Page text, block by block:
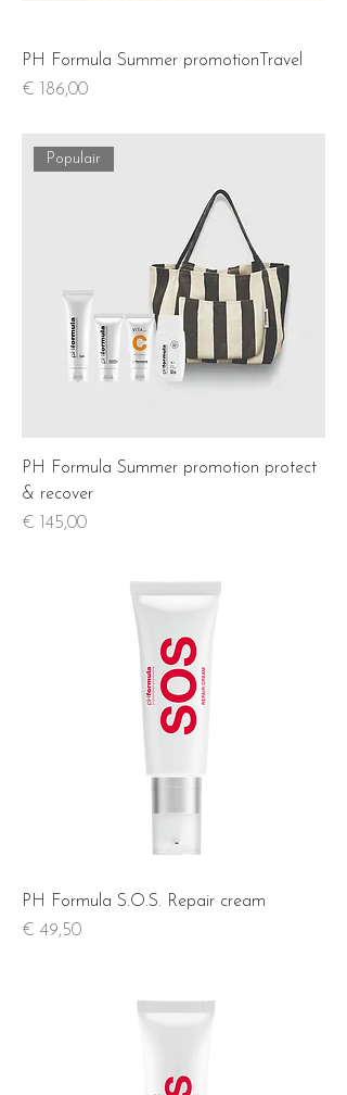
PH Formula Summer promotionTravel
Prijs
€ 186,00
Populair
PH Formula Summer promotion protect
& recover
Prijs
€ 145,00
PH Formula S.O.S. Repair cream
Prijs
€ 49,50